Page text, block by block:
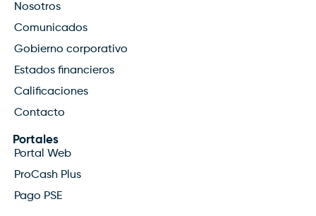
Nosotros
Comunicados
Gobierno corporativo
Estados financieros
Calificaciones
Contacto
Portales
Portal Web
ProCash Plus
Pago PSE